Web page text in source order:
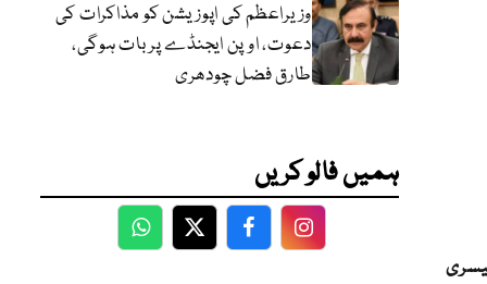
وزیراعظم کی اپوزیشن کو مذاکرات کی
دعوت، اوپن ایجنڈے پر بات ہوگی،
طارق فضل چودھری
ہمیں فالو کریں
WhatsApp
TwitterFacebookFacebook